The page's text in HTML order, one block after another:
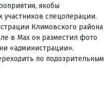
якобы
спецоперации.
Климовского района
в Maх он разместил фото
«администрации».
по подозрительным